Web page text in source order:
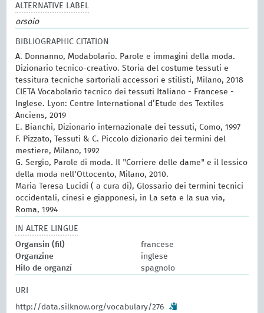
ALTERNATIVE LABEL
orsoio
BIBLIOGRAPHIC CITATION
A. Donnanno, Modabolario. Parole e immagini della moda.
Dizionario tecnico-creativo. Storia del costume tessuti e
tessitura tecniche sartoriali accessori e stilisti, Milano, 2018
CIETA Vocabolario tecnico dei tessuti Italiano - Francese -
Inglese. Lyon: Centre International d’Etude des Textiles
Anciens, 2019
E. Bianchi, Dizionario internazionale dei tessuti, Como, 1997
F. Pizzato, Tessuti & C. Piccolo dizionario dei termini del
mestiere, Milano, 1992
G. Sergio, Parole di moda. Il "Corriere delle dame" e il lessico
della moda nell'Ottocento, Milano, 2010.
Maria Teresa Lucidi ( a cura di), Glossario dei termini tecnici
occidentali, cinesi e giapponesi, in La seta e la sua via,
Roma, 1994
IN ALTRE LINGUE
Organsin (fil)
francese
Organzine
inglese
Hilo de organzí
spagnolo
URI
http://data.silknow.org/vocabulary/276